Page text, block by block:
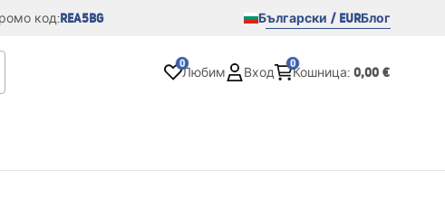
код:REA5BG Български / EURБлог
0
Любим Вход
0
Кошница: 0,00 €